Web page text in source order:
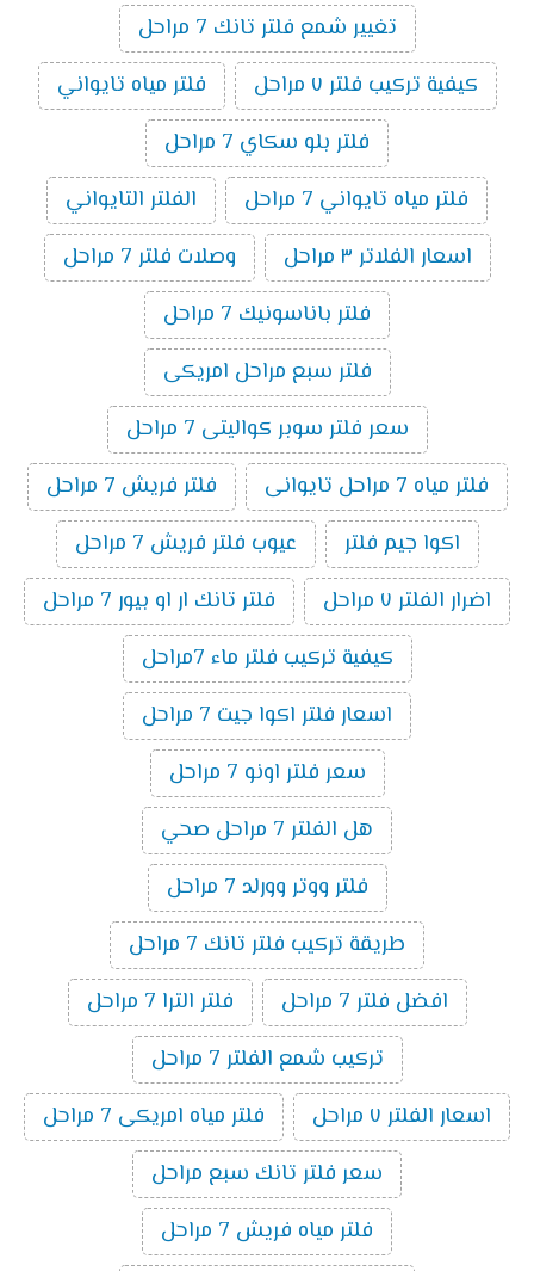
تغيير شمع فلتر تانك 7 مراحل
كيفية تركيب فلتر ٧ مراحل
فلتر مياه تايواني
فلتر بلو سكاي 7 مراحل
فلتر مياه تايواني 7 مراحل
الفلتر التايواني
اسعار الفلاتر ٣ مراحل
وصلات فلتر 7 مراحل
فلتر باناسونيك 7 مراحل
فلتر سبع مراحل امريكى
سعر فلتر سوبر كواليتى 7 مراحل
فلتر مياه 7 مراحل تايوانى
فلتر فريش 7 مراحل
اكوا جيم فلتر
عيوب فلتر فريش 7 مراحل
اضرار الفلتر ٧ مراحل
فلتر تانك ار او بيور 7 مراحل
كيفية تركيب فلتر ماء 7مراحل
اسعار فلتر اكوا جيت 7 مراحل
سعر فلتر اونو 7 مراحل
هل الفلتر 7 مراحل صحي
فلتر ووتر وورلد 7 مراحل
طريقة تركيب فلتر تانك 7 مراحل
افضل فلتر 7 مراحل
فلتر الترا 7 مراحل
تركيب شمع الفلتر 7 مراحل
اسعار الفلتر ٧ مراحل
فلتر مياه امريكى 7 مراحل
سعر فلتر تانك سبع مراحل
فلتر مياه فريش 7 مراحل